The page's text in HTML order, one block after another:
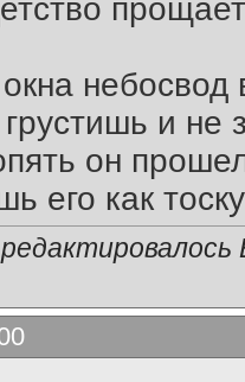
небосвод
и не
он
его как